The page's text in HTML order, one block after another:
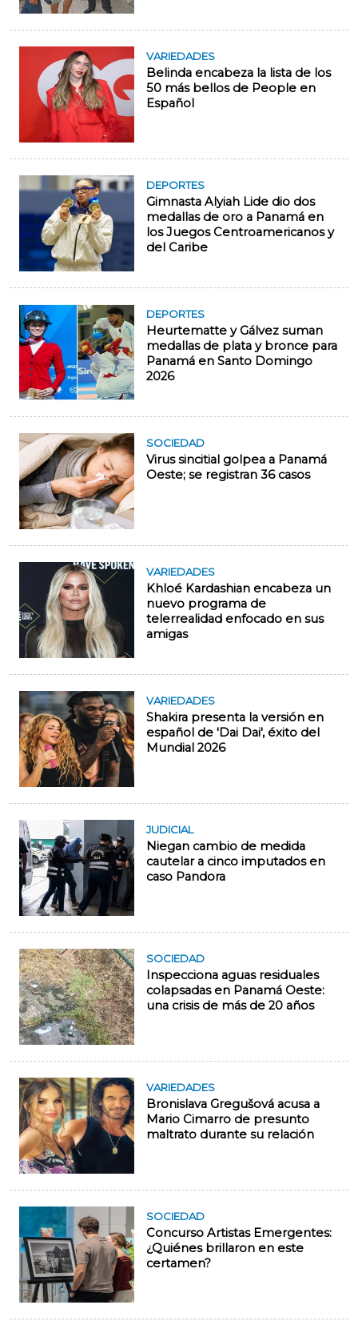
VARIEDADES
Belinda encabeza la lista de los
50 más bellos de People en
Español
DEPORTES
Gimnasta Alyiah Lide dio dos
medallas de oro a Panamá en
los Juegos Centroamericanos y
del Caribe
DEPORTES
Heurtematte y Gálvez suman
medallas de plata y bronce para
Panamá en Santo Domingo
2026
SOCIEDAD
Virus sincitial golpea a Panamá
Oeste; se registran 36 casos
VARIEDADES
Khloé Kardashian encabeza un
nuevo programa de
telerrealidad enfocado en sus
amigas
VARIEDADES
Shakira presenta la versión en
español de 'Dai Dai', éxito del
Mundial 2026
JUDICIAL
Niegan cambio de medida
cautelar a cinco imputados en
caso Pandora
SOCIEDAD
Inspecciona aguas residuales
colapsadas en Panamá Oeste:
una crisis de más de 20 años
VARIEDADES
Bronislava Gregušová acusa a
Mario Cimarro de presunto
maltrato durante su relación
SOCIEDAD
Concurso Artistas Emergentes:
¿Quiénes brillaron en este
certamen?